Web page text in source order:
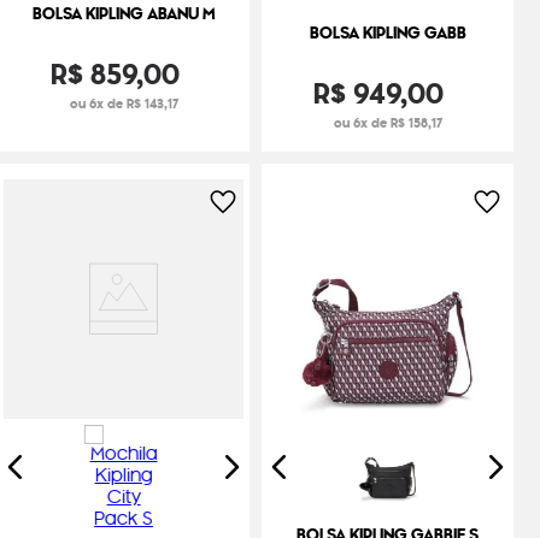
BOLSA KIPLING ABANU M
R$859,00
ou 6x de R$ 143,17
BOLSA KIPLING GABB
R$949,00
ou 6x de R$ 158,17